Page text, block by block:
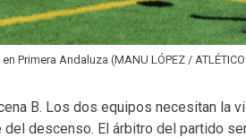
Primera Andaluza (MANU LÓPEZ /
B. Los dos equipos necesitan la
descenso. El árbitro del partido